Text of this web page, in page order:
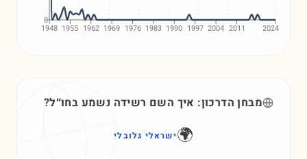
1948 1955 1962 1969 1976 1983 1990 1997 2004 2011 2024
0
מבחן הדרכון: איך השם רשידה נשמע בחו״ל?
🌍ישראלי גלובלי